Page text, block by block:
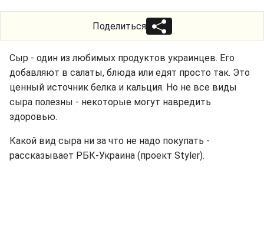
Поделиться
Сыр - один из любимых продуктов украинцев. Его
добавляют в салаты, блюда или едят просто так. Это
ценный источник белка и кальция. Но не все виды
сыра полезны - некоторые могут навредить
здоровью.
Какой вид сыра ни за что не надо покупать -
рассказывает РБК-Украина (проект Styler).